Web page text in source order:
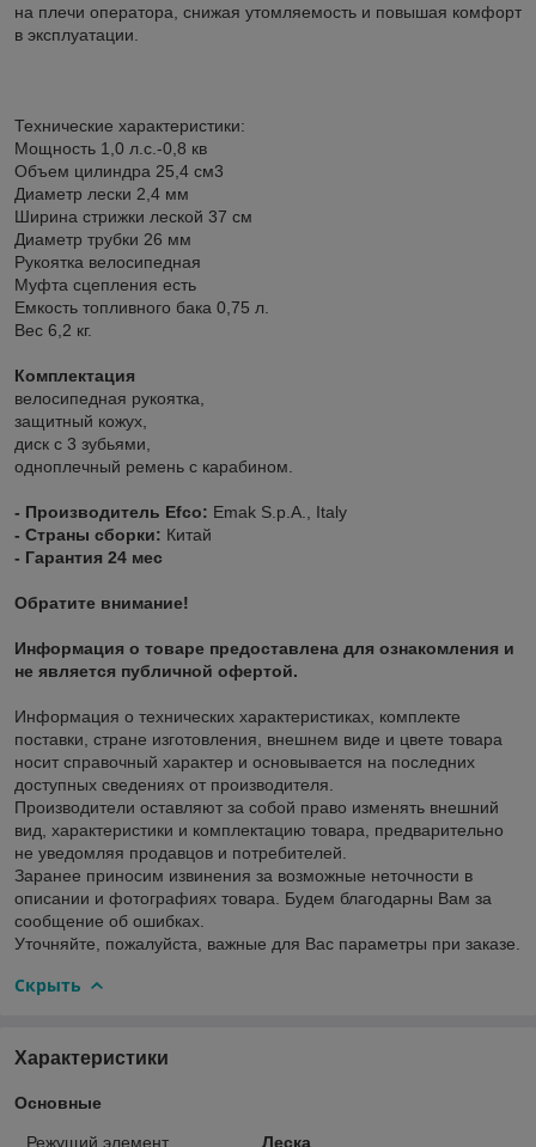
на плечи оператора, снижая утомляемость и повышая комфорт
в эксплуатации.
Технические характеристики:
Мощность 1,0 л.с.-0,8 кв
Объем цилиндра 25,4 см3
Диаметр лески 2,4 мм
Ширина стрижки леской 37 см
Диаметр трубки 26 мм
Рукоятка велосипедная
Муфта сцепления есть
Емкость топливного бака 0,75 л.
Вес 6,2 кг.
Комплектация
велосипедная рукоятка,
защитный кожух,
диск с 3 зубьями,
одноплечный ремень с карабином.
- Производитель Efco: Emak S.p.A., Italy
- Страны сборки: Китай
- Гарантия 24 мес
Обратите внимание!
Информация о товаре предоставлена для ознакомления и
не является публичной офертой.
Информация о технических характеристиках, комплекте
поставки, стране изготовления, внешнем виде и цвете товара
носит справочный характер и основывается на последних
доступных сведениях от производителя.
Производители оставляют за собой право изменять внешний
вид, характеристики и комплектацию товара, предварительно
не уведомляя продавцов и потребителей.
Заранее приносим извинения за возможные неточности в
описании и фотографиях товара. Будем благодарны Вам за
сообщение об ошибках.
Уточняйте, пожалуйста, важные для Вас параметры при заказе.
Скрыть
Характеристики
Основные
Режущий элемент Леска